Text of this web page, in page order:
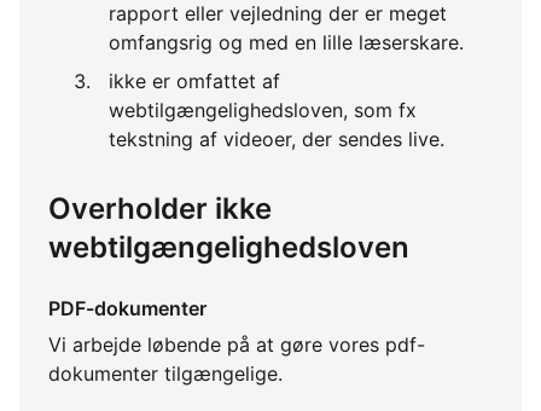
rapport eller vejledning der er meget
omfangsrig og med en lille læserskare.
ikke er omfattet af
webtilgængelighedsloven, som fx
tekstning af videoer, der sendes live.
Overholder ikke
webtilgængelighedsloven
PDF-dokumenter
Vi arbejde løbende på at gøre vores pdf-
dokumenter tilgængelige.